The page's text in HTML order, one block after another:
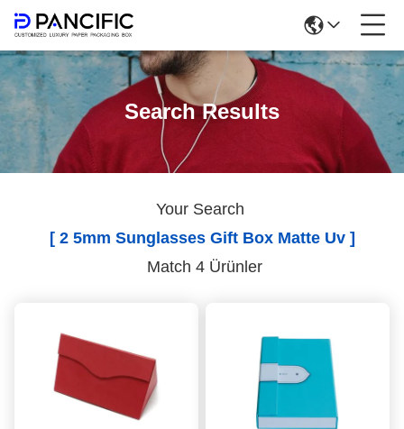
Search Results
Your Search
[ 2 5mm Sunglasses Gift Box Matte Uv ]
Match 4 Ürünler